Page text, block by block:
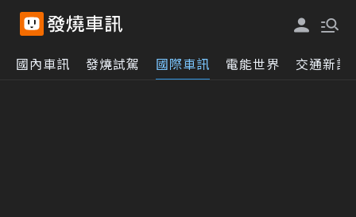
國內車訊 發燒試駕 國際車訊 電能世界 交通新訊